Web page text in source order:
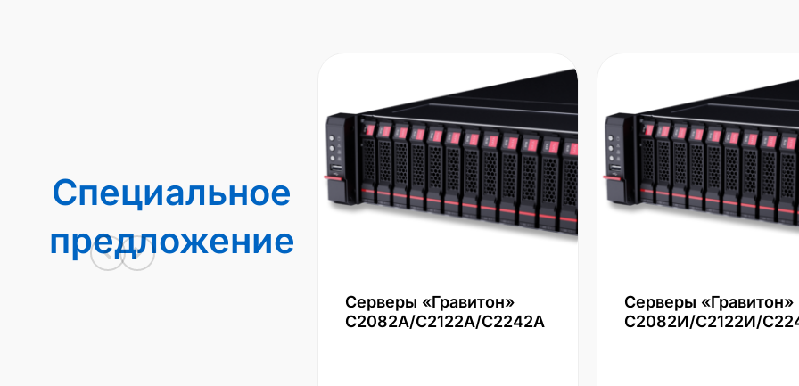
Специальное
предложение
Серверы «Гравитон»
С2082А/С2122А/С2242А
Серверы «Гравитон»
С2082И/С2122И/